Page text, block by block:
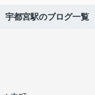
宇都宮駅のブログ一覧